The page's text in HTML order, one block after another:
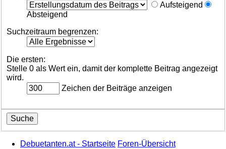
Aufsteigend
Absteigend
Suchzeitraum begrenzen:
Die ersten:
Stelle 0 als Wert ein, damit der komplette Beitrag angezeigt
wird.
Zeichen der Beiträge anzeigen
Debuetanten.at - Startseite Foren-Übersicht